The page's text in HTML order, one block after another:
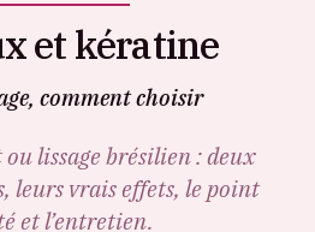
et kératine
comment choisir
lissage brésilien : deux
leurs vrais effets, le point
et l’entretien.